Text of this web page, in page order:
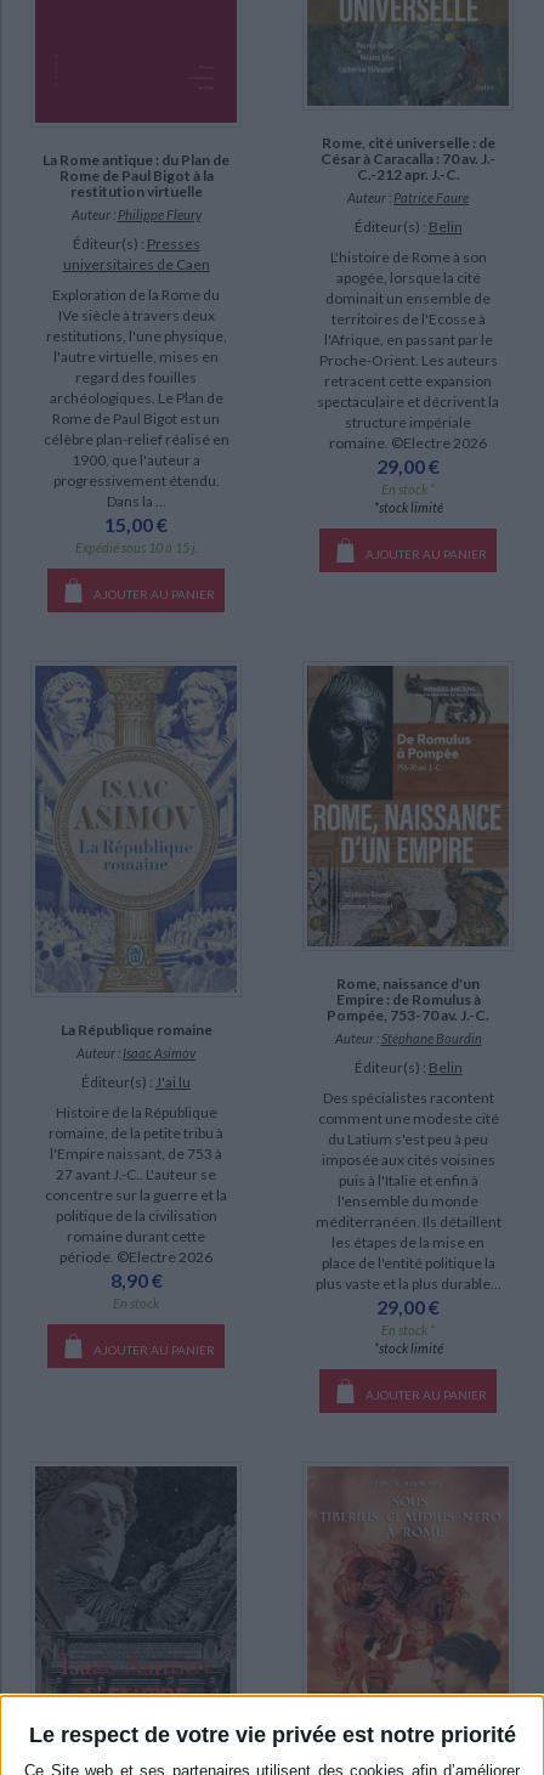
Le respect de votre vie privée est notre priorité
La Rome antique : du Plan de
Rome de Paul Bigot à la
restitution virtuelle
Auteur : Philippe Fleury
Éditeur(s) : Presses
universitaires de Caen
Exploration de la Rome du
IVe siècle à travers deux
restitutions, l'une physique,
l'autre virtuelle, mises en
regard des fouilles
archéologiques. Le Plan de
Rome de Paul Bigot est un
célèbre plan-relief réalisé en
1900, que l'auteur a
progressivement étendu.
Dans la ...
15,00 €
Expédié sous 10 à 15 j.
AJOUTER AU PANIER
Rome, cité universelle : de
César à Caracalla : 70 av. J.-
C.-212 apr. J.-C.
Auteur : Patrice Faure
Éditeur(s) : Belin
L'histoire de Rome à son
apogée, lorsque la cité
dominait un ensemble de
territoires de l'Ecosse à
l'Afrique, en passant par le
Proche-Orient. Les auteurs
retracent cette expansion
spectaculaire et décrivent la
structure impériale
romaine. ©Electre 2026
29,00 €
En stock *
*stock limité
AJOUTER AU PANIER
La République romaine
Auteur : Isaac Asimov
Éditeur(s) : J'ai lu
Histoire de la République
romaine, de la petite tribu à
l'Empire naissant, de 753 à
27 avant J.-C.. L'auteur se
concentre sur la guerre et la
politique de la civilisation
romaine durant cette
période. ©Electre 2026
8,90 €
En stock
AJOUTER AU PANIER
Rome, naissance d'un
Empire : de Romulus à
Pompée, 753-70 av. J.-C.
Auteur : Stéphane Bourdin
Éditeur(s) : Belin
Des spécialistes racontent
comment une modeste cité
du Latium s'est peu à peu
imposée aux cités voisines
puis à l'Italie et enfin à
l'ensemble du monde
méditerranéen. Ils détaillent
les étapes de la mise en
place de l'entité politique la
plus vaste et la plus durable...
29,00 €
En stock *
*stock limité
AJOUTER AU PANIER